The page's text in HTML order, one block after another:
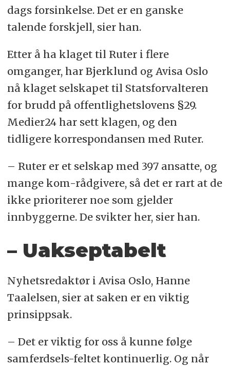
dags forsinkelse. Det er en ganske
talende forskjell, sier han.
Etter å ha klaget til Ruter i flere
omganger, har Bjerklund og Avisa Oslo
nå klaget selskapet til Statsforvalteren
for brudd på offentlighetslovens §29.
Medier24 har sett klagen, og den
tidligere korrespondansen med Ruter.
– Ruter er et selskap med 397 ansatte, og
mange kom-rådgivere, så det er rart at de
ikke prioriterer noe som gjelder
innbyggerne. De svikter her, sier han.
– Uakseptabelt
Nyhetsredaktør i Avisa Oslo, Hanne
Taalelsen, sier at saken er en viktig
prinsippsak.
– Det er viktig for oss å kunne følge
samferdsels-feltet kontinuerlig. Og når